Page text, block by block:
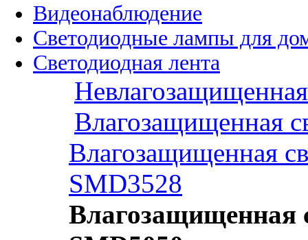
Видеонаблюдение
Светодиодные лампы для
Светодиодная лента
Влагозащищенная
Влагозащищенная
SMD3528
Влагозащищенная